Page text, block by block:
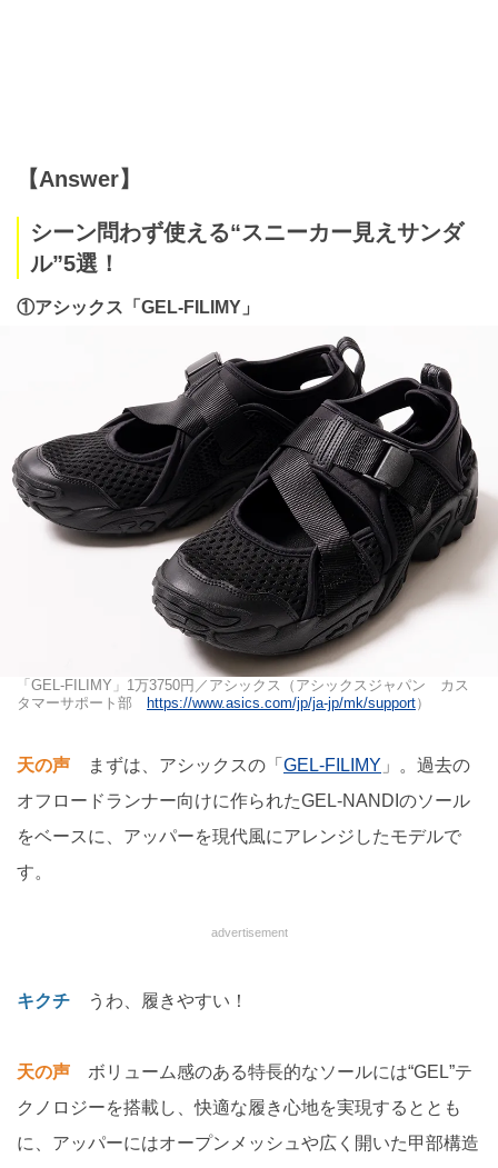
【Answer】
シーン問わず使える“スニーカー見えサンダ
ル”5選！
①アシックス「GEL-FILIMY」
「GEL-FILIMY」1万3750円／アシックス（アシックスジャパン カス
タマーサポート部
https://www.asics.com/jp/ja-jp/mk/support）
天の声 まずは、アシックスの「 GEL-FILIMY 」。過去の
オフロードランナー向けに作られたGEL-NANDIのソール
をベースに、アッパーを現代風にアレンジしたモデルで
す。
advertisement
キクチ うわ、履きやすい！
天の声 ボリューム感のある特長的なソールには“GEL”テ
クノロジーを搭載し、快適な履き心地を実現するととも
に、アッパーにはオープンメッシュや広く開いた甲部構造